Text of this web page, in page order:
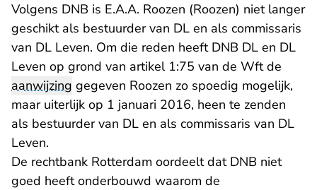
Volgens DNB is E.A.A. Roozen (Roozen) niet langer
geschikt als bestuurder van DL en als commissaris
van DL Leven. Om die reden heeft DNB DL en DL
Leven op grond van artikel 1:75 van de Wft de
aanwijzing gegeven Roozen zo spoedig mogelijk,
maar uiterlijk op 1 januari 2016, heen te zenden
als bestuurder van DL en als commissaris van DL
Leven.
De rechtbank Rotterdam oordeelt dat DNB niet
goed heeft onderbouwd waarom de